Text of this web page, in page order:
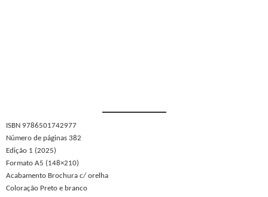
ISBN 9786501742977
Número de páginas 382
Edição 1 (2025)
Formato A5 (148×210)
Acabamento Brochura c/ orelha
Coloração Preto e branco